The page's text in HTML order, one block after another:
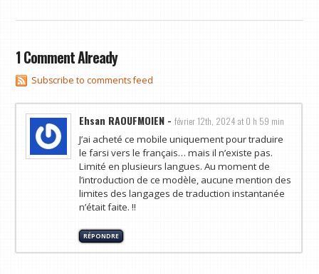
1 Comment Already
Subscribe to comments feed
Ehsan RAOUFMOIEN - février 12th, 2024 at 0 h 59 min
J’ai acheté ce mobile uniquement pour traduire
le farsi vers le français… mais il n’existe pas.
Limité en plusieurs langues. Au moment de
l’introduction de ce modèle, aucune mention des
limites des langages de traduction instantanée
n’était faite. !!
RÉPONDRE